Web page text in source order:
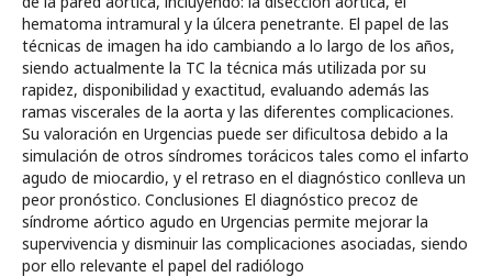
hematoma intramural y la úlcera penetrante. El papel de las
técnicas de imagen ha ido cambiando a lo largo de los años,
siendo actualmente la TC la técnica más utilizada por su
rapidez, disponibilidad y exactitud, evaluando además las
ramas viscerales de la aorta y las diferentes complicaciones.
Su valoración en Urgencias puede ser dificultosa debido a la
simulación de otros síndromes torácicos tales como el infarto
agudo de miocardio, y el retraso en el diagnóstico conlleva un
peor pronóstico. Conclusiones El diagnóstico precoz de
síndrome aórtico agudo en Urgencias permite mejorar la
supervivencia y disminuir las complicaciones asociadas, siendo
por ello relevante el papel del radiólogo